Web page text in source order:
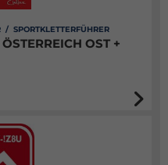
SPORTKLETTERFÜHRER
OST +